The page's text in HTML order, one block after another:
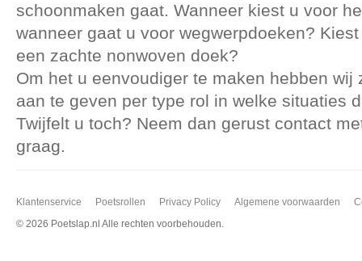
schoonmaken gaat. Wanneer kiest u voor
wanneer gaat u voor wegwerpdoeken?
een zachte nonwoven doek?
Om het u eenvoudiger te maken hebben
aan te geven per type rol in welke situaties
Twijfelt u toch? Neem dan gerust contact
graag.
Klantenservice Poetsrollen Privacy Policy Algemene voorwaarden
© 2026 Poetslap.nl Alle rechten voorbehouden.